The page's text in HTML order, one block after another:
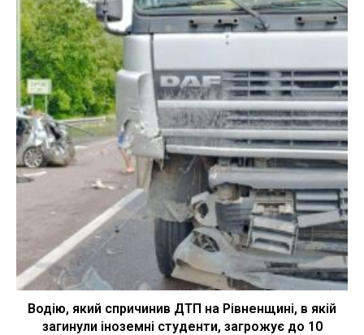
Водію, який спричинив ДТП на Рівненщині, в якій
загинули іноземні студенти, загрожує до 10